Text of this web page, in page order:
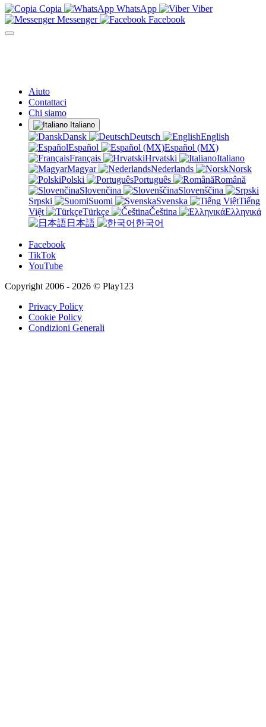
Copia WhatsApp
Viber
Messenger
Facebook
Aiuto
Contattaci
Chi siamo
Italiano
Dansk Deutsch
English
Español
Español (MX)
Français
Hrvatski
Italiano
Magyar
Nederlands
Norsk
Polski
Português
Română
Slovenčina
Slovenščina
Srpski
Suomi Svenska
Tiếng
Việt
Türkçe Čeština
Ελληνικά
日本語
한국어
Facebook
TikTok
YouTube
Copyright 2006 - 2026 © Play123
Privacy Policy
Cookie Policy
Condizioni Generali